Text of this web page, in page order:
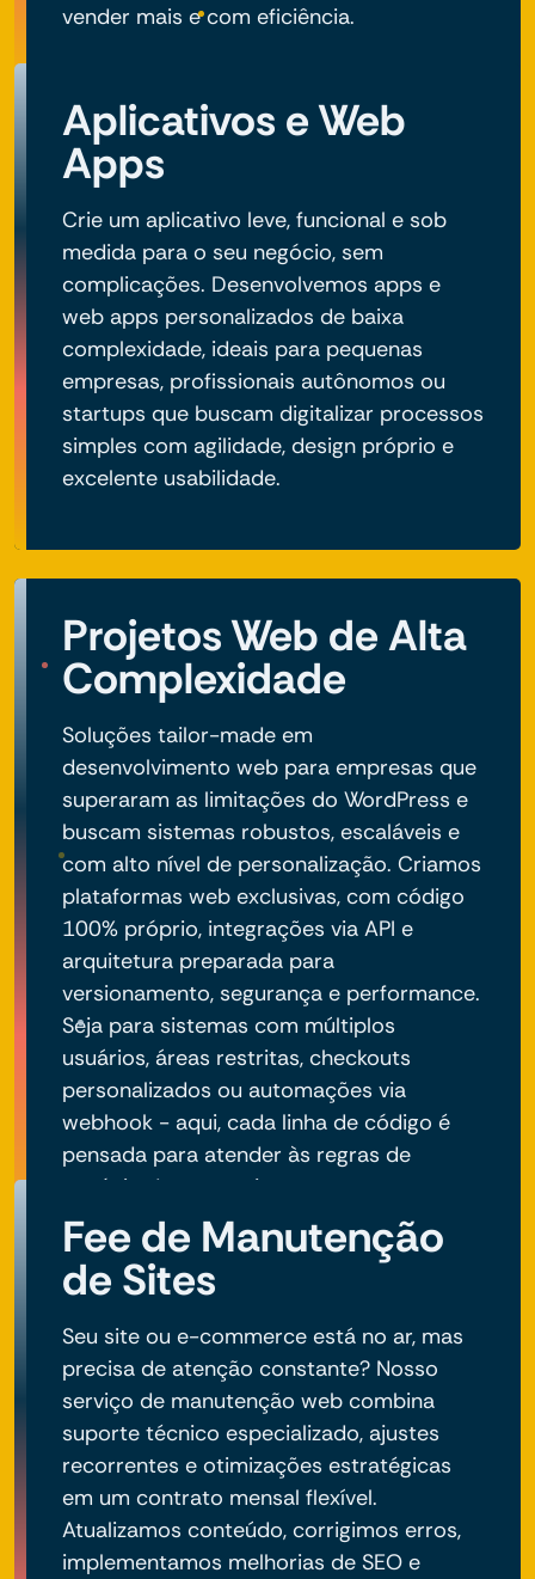
vender mais e com eficiência.
Aplicativos e Web
Apps
Crie um aplicativo leve, funcional e sob
medida para o seu negócio, sem
complicações. Desenvolvemos apps e
web apps personalizados de baixa
complexidade, ideais para pequenas
empresas, profissionais autônomos ou
startups que buscam digitalizar processos
simples com agilidade, design próprio e
excelente usabilidade.
Projetos Web de Alta
Complexidade
Soluções tailor-made em
desenvolvimento web para empresas que
superaram as limitações do WordPress e
buscam sistemas robustos, escaláveis e
com alto nível de personalização. Criamos
plataformas web exclusivas, com código
100% próprio, integrações via API e
arquitetura preparada para
versionamento, segurança e performance.
Seja para sistemas com múltiplos
usuários, áreas restritas, checkouts
personalizados ou automações via
webhook - aqui, cada linha de código é
pensada para atender às regras de
negócio do seu projeto.
Fee de Manutenção
de Sites
Seu site ou e-commerce está no ar, mas
precisa de atenção constante? Nosso
serviço de manutenção web combina
suporte técnico especializado, ajustes
recorrentes e otimizações estratégicas
em um contrato mensal flexível.
Atualizamos conteúdo, corrigimos erros,
implementamos melhorias de SEO e